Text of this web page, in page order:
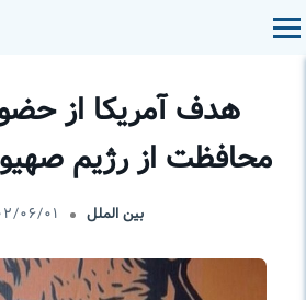
هدف آمریکا از
محافظت از رژیم
بین الملل ۱۴۰۲/